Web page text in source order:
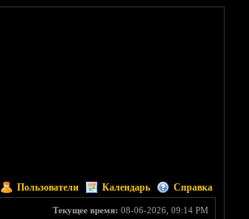
Пользователи Календарь Справка
Текущее время: 08-06-2026, 09:14 PM